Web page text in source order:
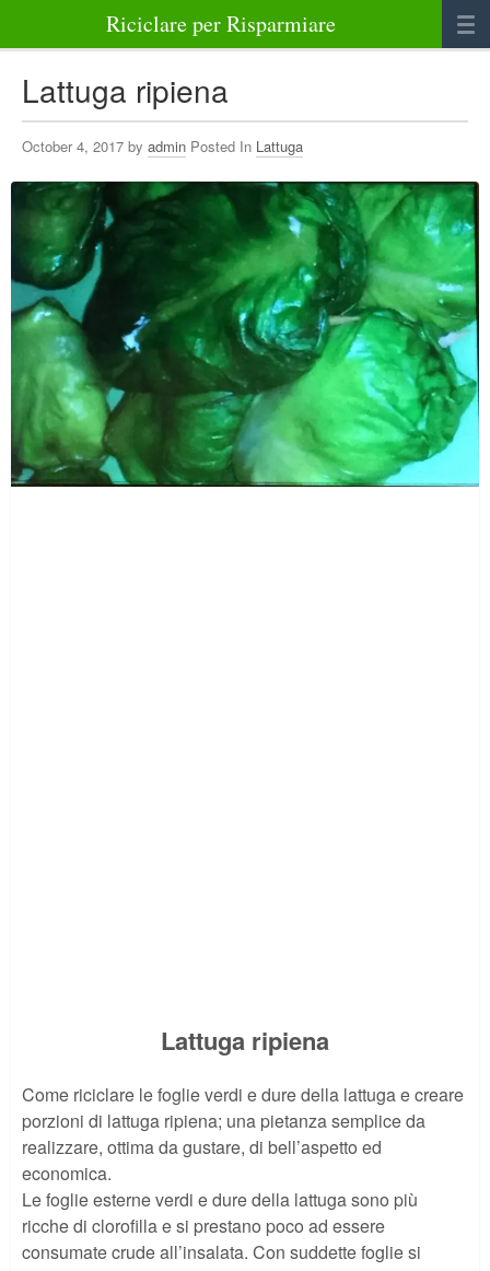
Riciclare per Risparmiare
Bellezza Benessere e Salute
Abbigliamento e Accessori
Varie
Lattuga ripiena
October 4, 2017 by admin Posted In Lattuga
Lattuga ripiena
Come riciclare le foglie verdi e dure della lattuga e creare
porzioni di lattuga ripiena; una pietanza semplice da
realizzare, ottima da gustare, di bell’aspetto ed
economica.
Le foglie esterne verdi e dure della lattuga sono più
ricche di clorofilla e si prestano poco ad essere
consumate crude all’insalata. Con suddette foglie si